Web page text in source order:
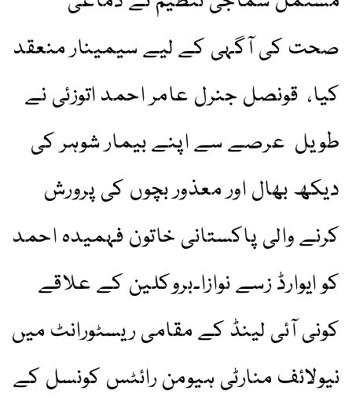
صحت کی آگہی کے لیے سیمینار منعقد
کیا، قونصل جنرل عامر احمد اتوزئی نے
طویل عرصے سے اپنے بیمار شوہر کی
دیکھ بھال اور معذور بچوں کی پرورش
کرنے والی پاکستانی خاتون فہمیدہ احمد
کو ایوارڈ زسے نوازا۔بروکلین کے علاقے
کونی آئی لینڈ کے مقامی ریسٹورانٹ میں
نیولائف منارٹی ہیومن رائٹس کونسل کے